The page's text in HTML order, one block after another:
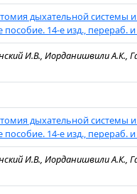
дыхательной системы и
пособие. 14-е изд., перераб.
И.В., Иорданишвили А.К.,
дыхательной системы и
пособие. 14-е изд., перераб.
И.В., Иорданишвили А.К.,